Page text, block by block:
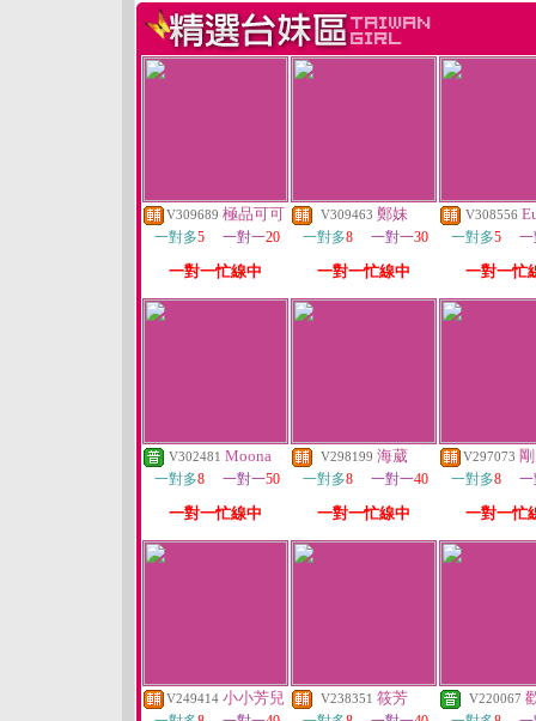
V309689 極品可可
一對多5 一對一20
一對一忙線中
V309463 鄭妹
一對多8 一對一30
一對一忙線中
V308556
一對多5
一對一忙
V302481 Moona
一對多8 一對一50
一對一忙線中
V298199 海葳
一對多8 一對一40
一對一忙線中
V297073
一對多8
一對一忙
V249414 小小芳兒 V238351 筱芳 V220067